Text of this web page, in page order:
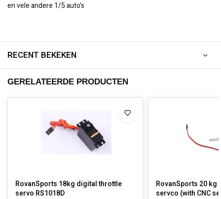
en vele andere 1/5 auto's
RECENT BEKEKEN
GERELATEERDE PRODUCTEN
RovanSports 18kg digital throttle
servo RS1018D
RovanSports 20
servco (with CNC